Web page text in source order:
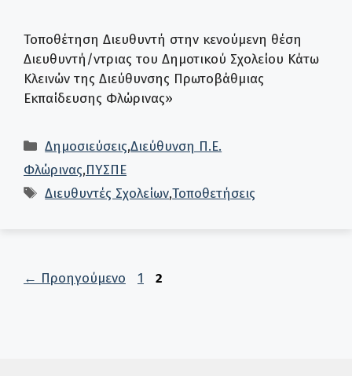
Τοποθέτηση Διευθυντή στην κενούμενη θέση
Διευθυντή/ντριας του Δημοτικού Σχολείου Κάτω
Κλεινών της Διεύθυνσης Πρωτοβάθμιας
Εκπαίδευσης Φλώρινας»
Κατηγορίες
Δημοσιεύσεις,Διεύθυνση Π.Ε.
Φλώρινας,ΠΥΣΠΕ
Ετικέτες
Διευθυντές Σχολείων,Τοποθετήσεις
← Προηγούμενο Σελίδα
1 Σελίδα
2